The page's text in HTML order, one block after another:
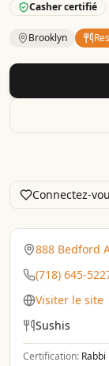
Casher certifié
Brooklyn
Kosher
Connectez-
888 Bedford
(718) 645-
Visiter le site
Sushis
Certification: